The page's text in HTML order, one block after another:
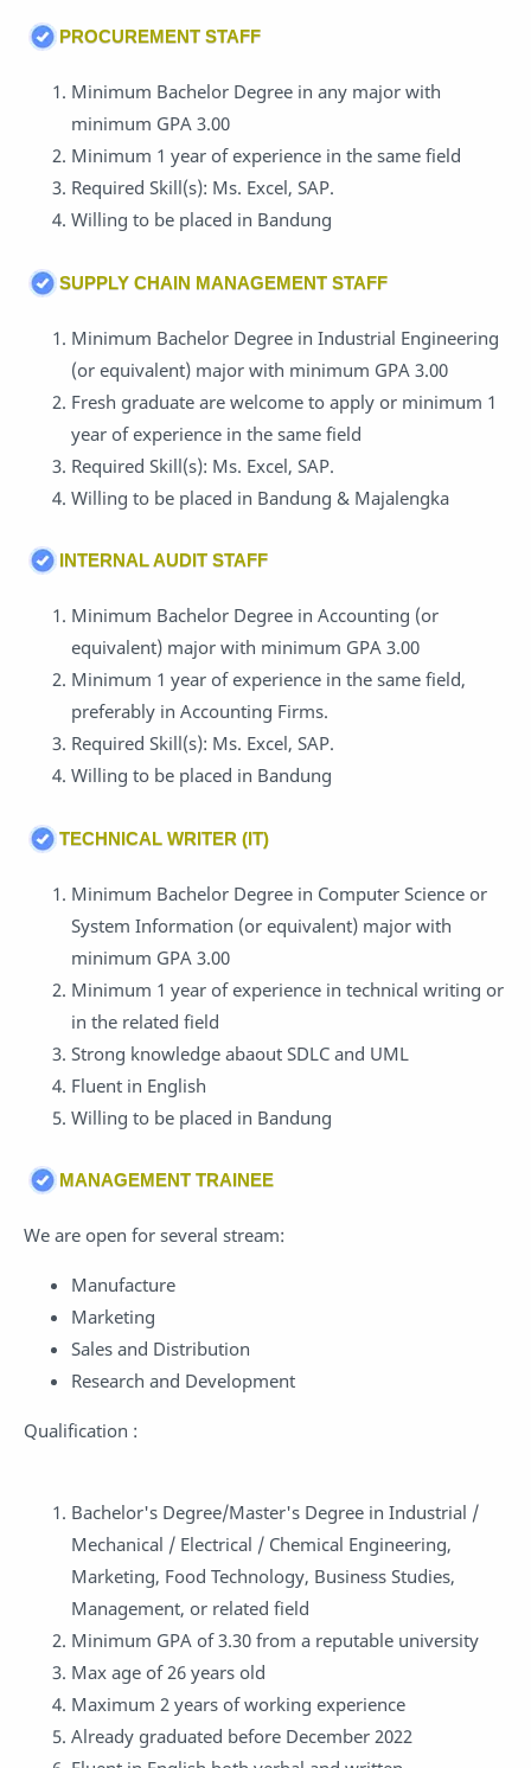
PROCUREMENT STAFF
Minimum Bachelor Degree in any major with
minimum GPA 3.00
Minimum 1 year of experience in the same field
Required Skill(s): Ms. Excel, SAP.
Willing to be placed in Bandung
SUPPLY CHAIN MANAGEMENT STAFF
Minimum Bachelor Degree in Industrial Engineering
(or equivalent) major with minimum GPA 3.00
Fresh graduate are welcome to apply or minimum 1
year of experience in the same field
Required Skill(s): Ms. Excel, SAP.
Willing to be placed in Bandung & Majalengka
INTERNAL AUDIT STAFF
Minimum Bachelor Degree in Accounting (or
equivalent) major with minimum GPA 3.00
Minimum 1 year of experience in the same field,
preferably in Accounting Firms.
Required Skill(s): Ms. Excel, SAP.
Willing to be placed in Bandung
TECHNICAL WRITER (IT)
Minimum Bachelor Degree in Computer Science or
System Information (or equivalent) major with
minimum GPA 3.00
Minimum 1 year of experience in technical writing or
in the related field
Strong knowledge abaout SDLC and UML
Fluent in English
Willing to be placed in Bandung
MANAGEMENT TRAINEE
We are open for several stream:
Manufacture
Marketing
Sales and Distribution
Research and Development
Qualification :
Bachelor's Degree/Master's Degree in Industrial /
Mechanical / Electrical / Chemical Engineering,
Marketing, Food Technology, Business Studies,
Management, or related field
Minimum GPA of 3.30 from a reputable university
Max age of 26 years old
Maximum 2 years of working experience
Already graduated before December 2022